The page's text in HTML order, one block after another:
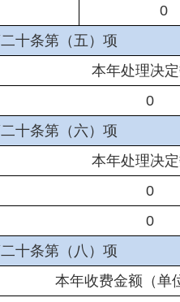
0
十条第（五）项
本年处理决
0
十条第（六）项
本年处理决
0
0
十条第（八）项
本年收费金额（单